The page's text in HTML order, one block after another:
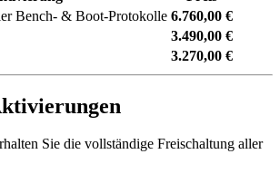
Bench- & Boot-Protokolle 6.760,00 €
3.490,00 €
3.270,00 €
Sie die vollständige Freischaltung aller